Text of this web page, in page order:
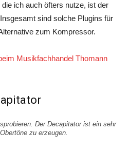
ich auch öfters nutze, ist der
sind solche Plugins für
zum Kompressor.
Musikfachhandel Thomann
Der Decapitator ist ein sehr
zu erzeugen.